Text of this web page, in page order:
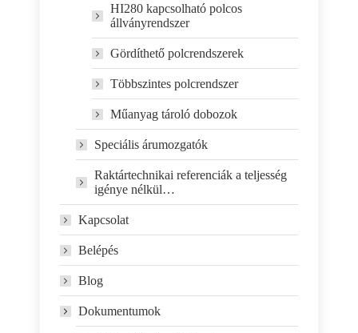
HI280 kapcsolható polcos
állványrendszer
Gördíthető polcrendszerek
Többszintes polcrendszer
Műanyag tároló dobozok
Speciális árumozgatók
Raktártechnikai referenciák a teljesség
igénye nélkül…
Kapcsolat
Belépés
Blog
Dokumentumok